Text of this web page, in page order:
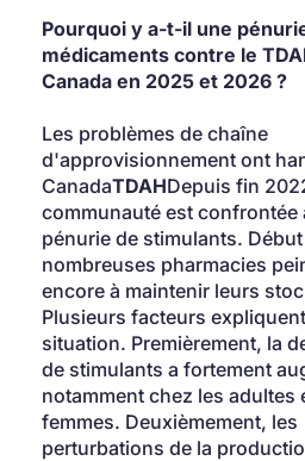
Pourquoi y a-t-il une
médicaments contre le
Canada en 2025 et 2026 ?
Les problèmes de chaîne
d'approvisionnement ont
CanadaTDAHDepuis fin
communauté est confrontée
pénurie de stimulants.
nombreuses pharmacies
encore à maintenir leurs
Plusieurs facteurs
situation. Premièrement, la
de stimulants a fortement
notamment chez les adultes
femmes. Deuxièmement, les
perturbations de la